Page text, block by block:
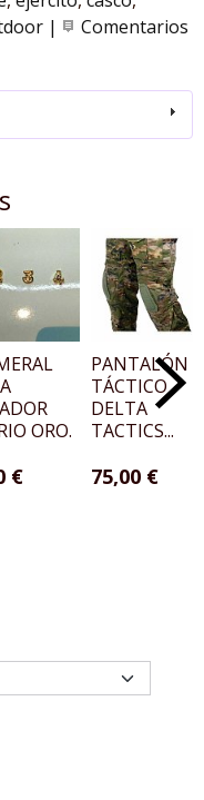
| Comentarios
ORO.
€
PANTALÓN
TÁCTICO
DELTA
TACTICS...
75,00 €